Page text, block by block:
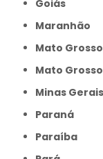
Goiás
Maranhão
Mato Grosso
Mato
Minas Gerais
Paraná
Paraíba